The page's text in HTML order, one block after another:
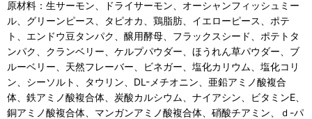
原材料：生サーモン、ドライサーモン、オーシャンフィッシュミー
ル、グリーンピース、タピオカ、鶏脂肪、イエローピース、ポテ
ト、エンドウ豆タンパク、醸用酵母、フラックスシード、ポテトタ
ンパク、クランベリー、ケルプパウダー、ほうれん草パウダー、ブ
ルーベリー、天然フレーバー、ビネガー、塩化カリウム、塩化コリ
ン、シーソルト、タウリン、DL-メチオニン、亜鉛アミノ酸複合
体、鉄アミノ酸複合体、炭酸カルシウム、ナイアシン、ビタミンE、
銅アミノ酸複合体、マンガンアミノ酸複合体、硝酸チアミン、ｄ-パ